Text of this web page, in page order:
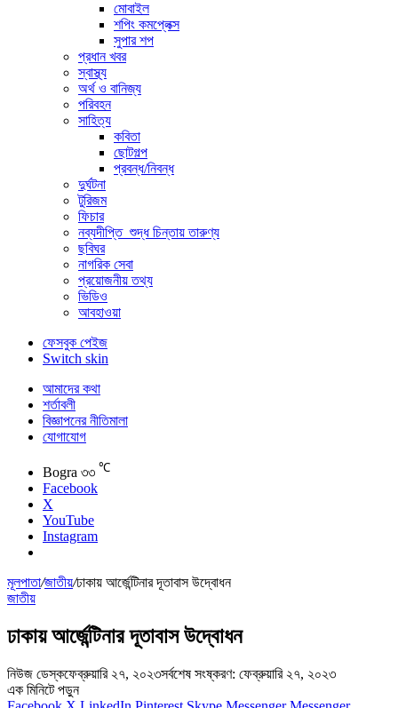
মোবাইল
শপিং কমপ্লেক্স
সুপার শপ
প্রধান খবর
স্বাস্থ্য
অর্থ ও বানিজ্য
পরিবহন
সাহিত্য
কবিতা
ছোটগল্প
প্রবন্ধ/নিবন্ধ
দুর্ঘটনা
টুরিজম
ফিচার
নব্যদীপ্তি_শুদ্ধ চিন্তায় তারুণ্য
ছবিঘর
নাগরিক সেবা
প্রয়োজনীয় তথ্য
ভিডিও
আবহাওয়া
ফেসবুক পেইজ
Switch skin
আমাদের কথা
শর্তাবলী
বিজ্ঞাপনের নীতিমালা
যোগাযোগ
Bogra ৩৩ ℃
Facebook
X
YouTube
Instagram
মূলপাতা/জাতীয়/ঢাকায় আর্জেন্টিনার দূতাবাস উদ্বোধন
জাতীয়
ঢাকায় আর্জেন্টিনার দূতাবাস উদ্বোধন
নিউজ ডেস্কফেব্রুয়ারি ২৭, ২০২৩সর্বশেষ সংষ্করণ: ফেব্রুয়ারি ২৭, ২০২৩
এক মিনিটে পড়ুন